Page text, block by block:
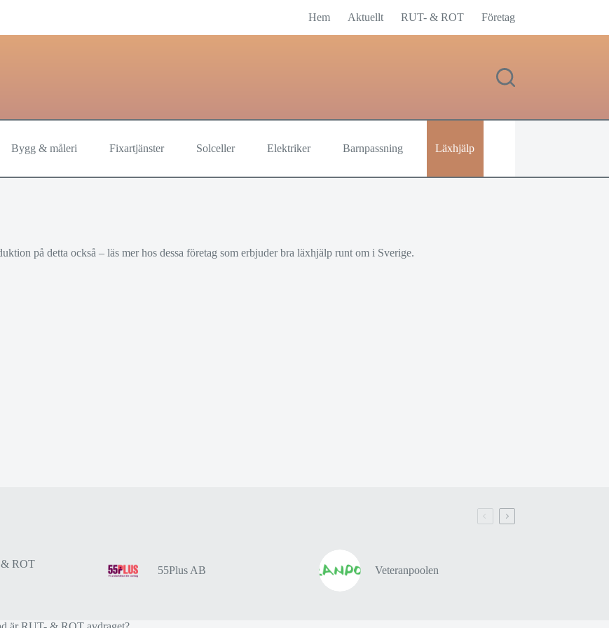
Hem Aktuellt RUT- & ROT Företag
Bygg & måleri Fixartjänster Solceller Elektriker Barnpassning Läxhjälp
på detta också – läs mer hos dessa företag som erbjuder bra läxhjälp runt om i Sverige.
& ROT
55Plus AB Veteranpoolen